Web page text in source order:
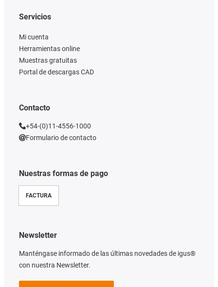
Nuestras formas de pago
FACTURA
Servicios
Mi cuenta
Herramientas online
Muestras gratuitas
Portal de descargas CAD
Contacto
+54-(0)11-4556-1000
Formulario de contacto
Newsletter
Manténgase informado de las últimas novedades de igus®
con nuestra Newsletter.